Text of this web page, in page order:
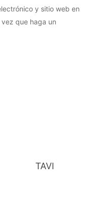
y sitio web en
que haga un
TAVI